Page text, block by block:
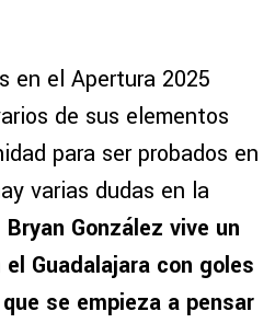
en el Apertura 2025
de sus elementos
para ser probados en
varias dudas en la
Bryan González vive un
Guadalajara con goles
se empieza a pensar